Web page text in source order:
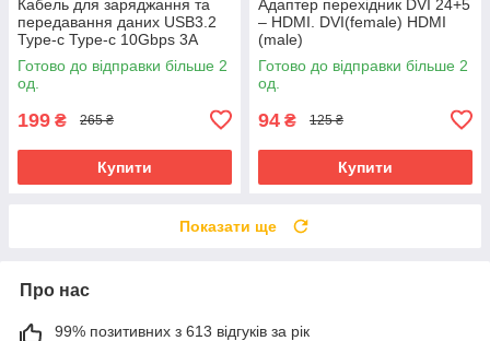
Кабель для заряджання та
передавання даних USB3.2
Type-c Type-c 10Gbps 3A
60W 2 метри
Готово до відправки більше 2
од.
199 ₴ 265 ₴
Купити
Адаптер перехідник DVI 24+5
– HDMI. DVI(female) HDMI
(male)
Готово до відправки більше 2
од.
94 ₴ 125 ₴
Купити
Показати ще
Про нас
99% позитивних з 613 відгуків за рік